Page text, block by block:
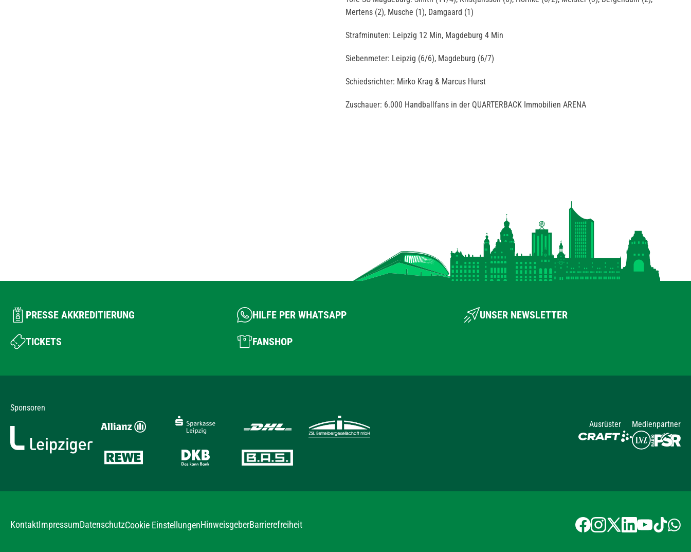
Mertens (2), Musche (1), Damgaard (1)
Strafminuten: Leipzig 12 Min, Magdeburg 4 Min
Siebenmeter: Leipzig (6/6), Magdeburg (6/7)
Schiedsrichter: Mirko Krag & Marcus Hurst
Zuschauer: 6.000 Handballfans in der QUARTERBACK Immobilien ARENA
PRESSE AKKREDITIERUNG HILFE PER WHATSAPP UNSER NEWSLETTER
TICKETS FANSHOP
Sponsoren
Ausrüster
Medienpartner
KontaktImpressumDatenschutzCookie EinstellungenHinweisgeberBarrierefreiheit